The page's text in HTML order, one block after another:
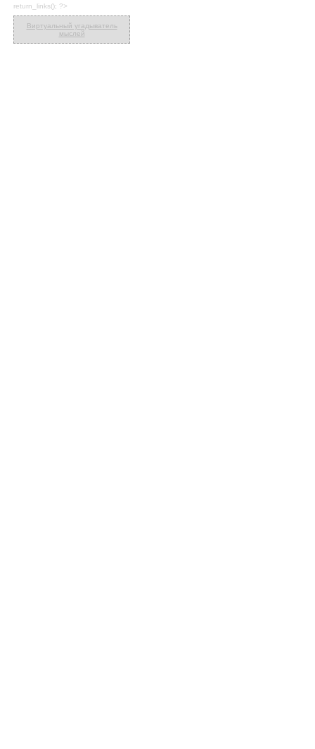
return_links(); ?>
Виртуальный угадыватель
мыслей